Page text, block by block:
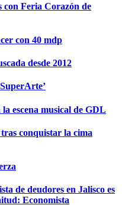
con Feria Corazón de
con 40 mdp
desde 2012
escena musical de GDL
conquistar la cima
de deudores en Jalisco es
Economista